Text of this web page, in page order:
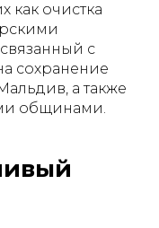
как очистка
с
сохранение
а также
общинами.